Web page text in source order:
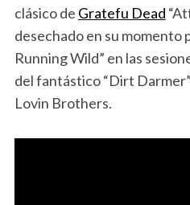
clásico de Gratefu Dead
desechado en su momento
Running Wild” en las
del fantástico “Dirt
Lovin Brothers.